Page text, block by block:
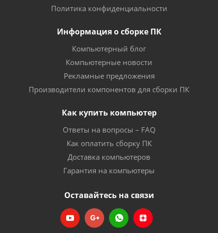
Политика конфиденциальности
Информация о сборке ПК
Компьютерный блог
Компьютерные новости
Рекламные предложения
Производители компонентов для сборки ПК
Как купить компьютер
Ответы на вопросы – FAQ
Как оплатить сборку ПК
Доставка компьютеров
Гарантия на компьютеры
Оставайтесь на связи